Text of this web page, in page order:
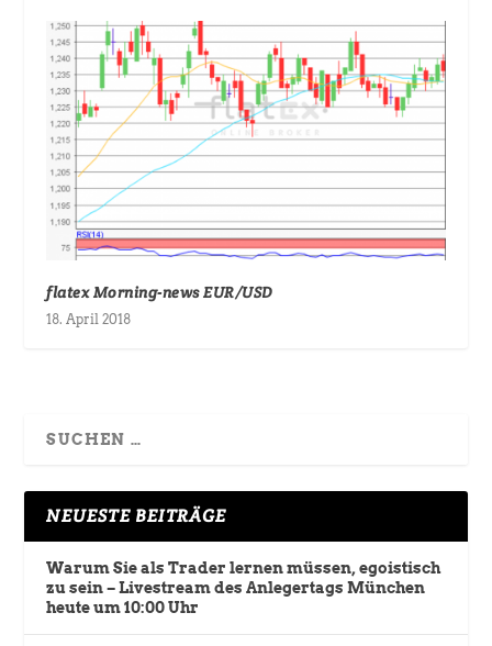
flatex Morning-news EUR/USD
18. April 2018
NEUESTE BEITRÄGE
Warum Sie als Trader lernen müssen, egoistisch
zu sein – Livestream des Anlegertags München
heute um 10:00 Uhr